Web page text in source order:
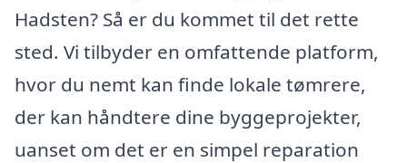
Hadsten? Så er du kommet til det rette
sted. Vi tilbyder en omfattende platform,
hvor du nemt kan finde lokale tømrere,
der kan håndtere dine byggeprojekter,
uanset om det er en simpel reparation